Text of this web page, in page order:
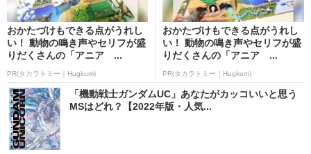
おかたづけもできる点がうれし
い！ 動物の鳴き声やセリフが盛
りだくさんの「アニア ...
PR(タカラトミー｜Hugkum)
おかたづけもできる点がうれし
い！ 動物の鳴き声やセリフが盛
りだくさんの「アニア ...
PR(タカラトミー｜Hugkum)
「機動戦士ガンダムUC」あなたがカッコいいと思う
MSはどれ？【2022年版・人気...